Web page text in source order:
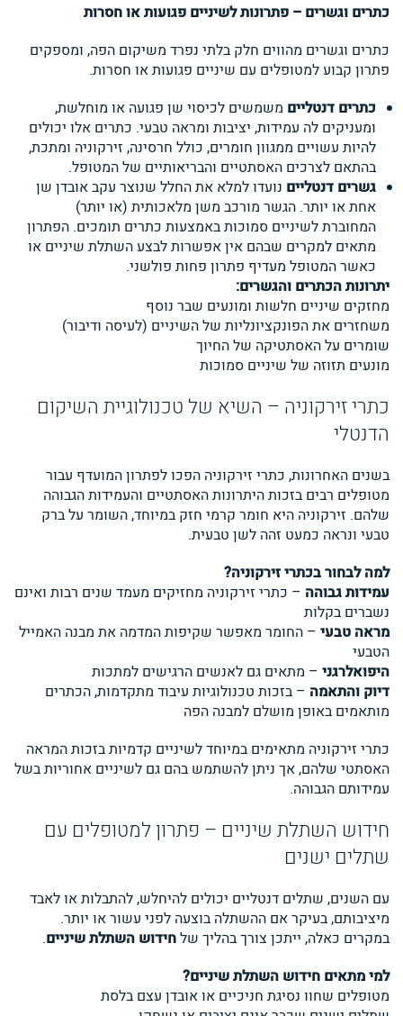
כתרים וגשרים – פתרונות לשיניים פגועות או חסרות
כתרים וגשרים מהווים חלק בלתי נפרד משיקום הפה, ומספקים
פתרון קבוע למטופלים עם שיניים פגועות או חסרות.
כתרים דנטליים משמשים לכיסוי שן פגועה או מוחלשת,
ומעניקים לה עמידות, יציבות ומראה טבעי. כתרים אלו יכולים
להיות עשויים ממגוון חומרים, כולל חרסינה, זירקוניה ומתכת,
בהתאם לצרכים האסתטיים והבריאותיים של המטופל.
גשרים דנטליים נועדו למלא את החלל שנוצר עקב אובדן שן
אחת או יותר. הגשר מורכב משן מלאכותית (או יותר)
המחוברת לשיניים סמוכות באמצעות כתרים תומכים. הפתרון
מתאים למקרים שבהם אין אפשרות לבצע השתלת שיניים או
כאשר המטופל מעדיף פתרון פחות פולשני.
יתרונות הכתרים והגשרים:
מחזקים שיניים חלשות ומונעים שבר נוסף
משחזרים את הפונקציונליות של השיניים (לעיסה ודיבור)
שומרים על האסתטיקה של החיוך
מונעים תזוזה של שיניים סמוכות
כתרי זירקוניה – השיא של טכנולוגיית השיקום
הדנטלי
בשנים האחרונות, כתרי זירקוניה הפכו לפתרון המועדף עבור
מטופלים רבים בזכות היתרונות האסתטיים והעמידות הגבוהה
שלהם. זירקוניה היא חומר קרמי חזק במיוחד, השומר על ברק
טבעי ונראה כמעט זהה לשן טבעית.
למה לבחור בכתרי זירקוניה?
עמידות גבוהה – כתרי זירקוניה מחזיקים מעמד שנים רבות ואינם
נשברים בקלות
מראה טבעי – החומר מאפשר שקיפות המדמה את מבנה האמייל
הטבעי
היפואלרגני – מתאים גם לאנשים הרגישים למתכות
דיוק והתאמה – בזכות טכנולוגיות עיבוד מתקדמות, הכתרים
מותאמים באופן מושלם למבנה הפה
כתרי זירקוניה מתאימים במיוחד לשיניים קדמיות בזכות המראה
האסתטי שלהם, אך ניתן להשתמש בהם גם לשיניים אחוריות בשל
עמידותם הגבוהה.
חידוש השתלת שיניים – פתרון למטופלים עם
שתלים ישנים
עם השנים, שתלים דנטליים יכולים להיחלש, להתבלות או לאבד
מיציבותם, בעיקר אם ההשתלה בוצעה לפני עשור או יותר.
במקרים כאלה, ייתכן צורך בהליך שלחידוש השתלת שיניים.
למי מתאים חידוש השתלת שיניים?
מטופלים שחוו נסיגת חניכיים או אובדן עצם בלסת